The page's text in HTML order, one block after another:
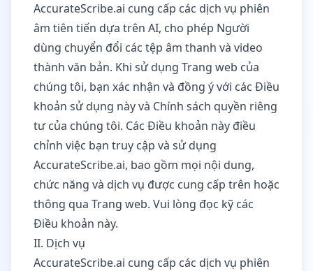
AccurateScribe.ai cung cấp các dịch vụ phiên
âm tiên tiến dựa trên AI, cho phép Người
dùng chuyển đổi các tệp âm thanh và video
thành văn bản. Khi sử dụng Trang web của
chúng tôi, bạn xác nhận và đồng ý với các Điều
khoản sử dụng này và Chính sách quyền riêng
tư của chúng tôi. Các Điều khoản này điều
chỉnh việc bạn truy cập và sử dụng
AccurateScribe.ai, bao gồm mọi nội dung,
chức năng và dịch vụ được cung cấp trên hoặc
thông qua Trang web. Vui lòng đọc kỹ các
Điều khoản này.
II. Dịch vụ
AccurateScribe.ai cung cấp các dịch vụ phiên